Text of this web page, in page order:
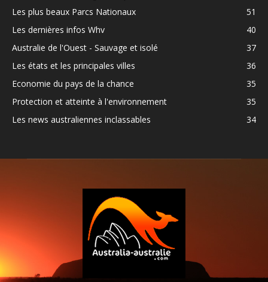
Les plus beaux Parcs Nationaux
51
Les dernières infos Whv
40
Australie de l'Ouest - Sauvage et isolé
37
Les états et les principales villes
36
Economie du pays de la chance
35
Protection et atteinte à l'environnement
35
Les news australiennes inclassables
34